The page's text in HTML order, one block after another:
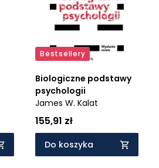
Bestsellery
Biologiczne podstawy
psychologii
James W. Kalat
155,91 zł
Do koszyka